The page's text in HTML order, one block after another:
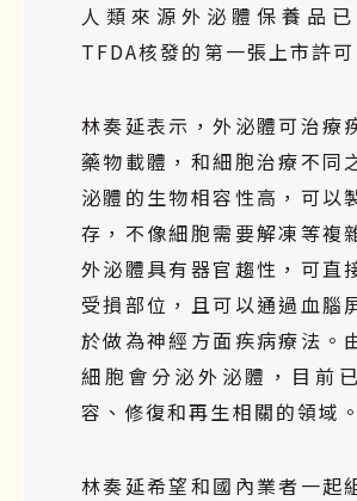
人類來源外泌體保養品
TFDA核發的第一張上市許可
林奏延表示，外泌體可治療
藥物載體，和細胞治療不同
泌體的生物相容性高，可以
存，不像細胞需要解凍等複
外泌體具有器官趨性，可直
受損部位，且可以通過血腦
於做為神經方面疾病療法。
細胞會分泌外泌體，目前
容、修復和再生相關的領域。
林奏延希望和國內業者一起